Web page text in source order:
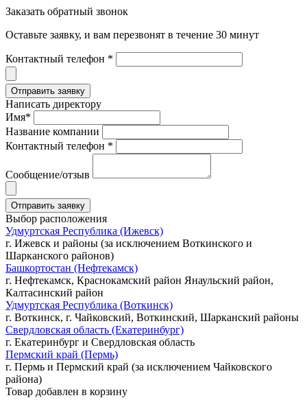
Заказать обратный звонок
Оставьте заявку, и вам перезвонят в течение 30 минут
Контактный телефон *
Написать директору
Имя*
Название компании
Контактный телефон *
Сообщение/отзыв
Выбор расположения
Удмуртская Республика (Ижевск)
г. Ижевск и районы (за исключением Воткинского и
Шарканского районов)
Башкортостан (Нефтекамск)
г. Нефтекамск, Краснокамский район Янаульский район,
Калтасинский район
Удмуртская Республика (Воткинск)
г. Воткинск, г. Чайковский, Воткинский, Шарканский районы
Свердловская область (Екатеринбург)
г. Екатеринбург и Свердловская область
Пермский край (Пермь)
г. Пермь и Пермский край (за исключением Чайковского
района)
Товар добавлен в корзину